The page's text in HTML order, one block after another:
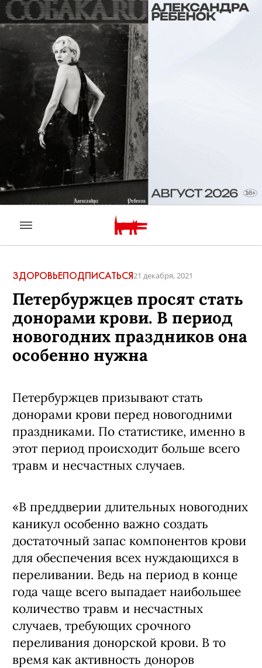
ЗДОРОВЬЕПОДПИСАТЬСЯ21 декабря, 2021
Петербуржцев просят стать
донорами крови. В период
новогодних праздников она
особенно нужна
Петербуржцев призывают стать
донорами крови перед новогодними
праздниками. По статистике, именно в
этот период происходит больше всего
травм и несчастных случаев.
«В преддверии длительных новогодних
каникул особенно важно создать
достаточный запас компонентов крови
для обеспечения всех нуждающихся в
переливании. Ведь на период в конце
года чаще всего выпадает наибольшее
количество травм и несчастных
случаев, требующих срочного
переливания донорской крови. В то
время как активность доноров